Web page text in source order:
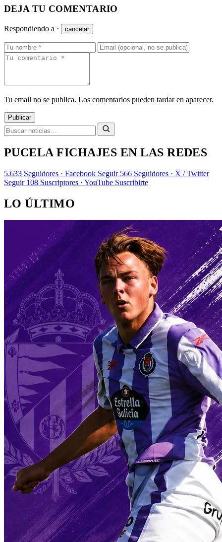
DEJA TU COMENTARIO
Respondiendo a · cancelar
Tu email no se publica. Los comentarios pueden tardar en aparecer.
Publicar
PUCELA FICHAJES EN LAS REDES
5.633 Seguidores · Facebook Seguir 566 Seguidores · X / Twitter
Seguir 108 Suscriptores · YouTube Suscribirte
LO ÚLTIMO